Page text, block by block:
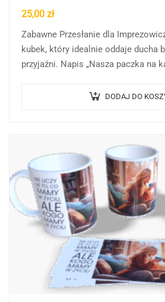
25,00 zł
Zabawne Przesłanie dla
kubek, który idealnie oddaje ducha
przyjaźni. Napis „Nasza paczka na
DODAJ DO